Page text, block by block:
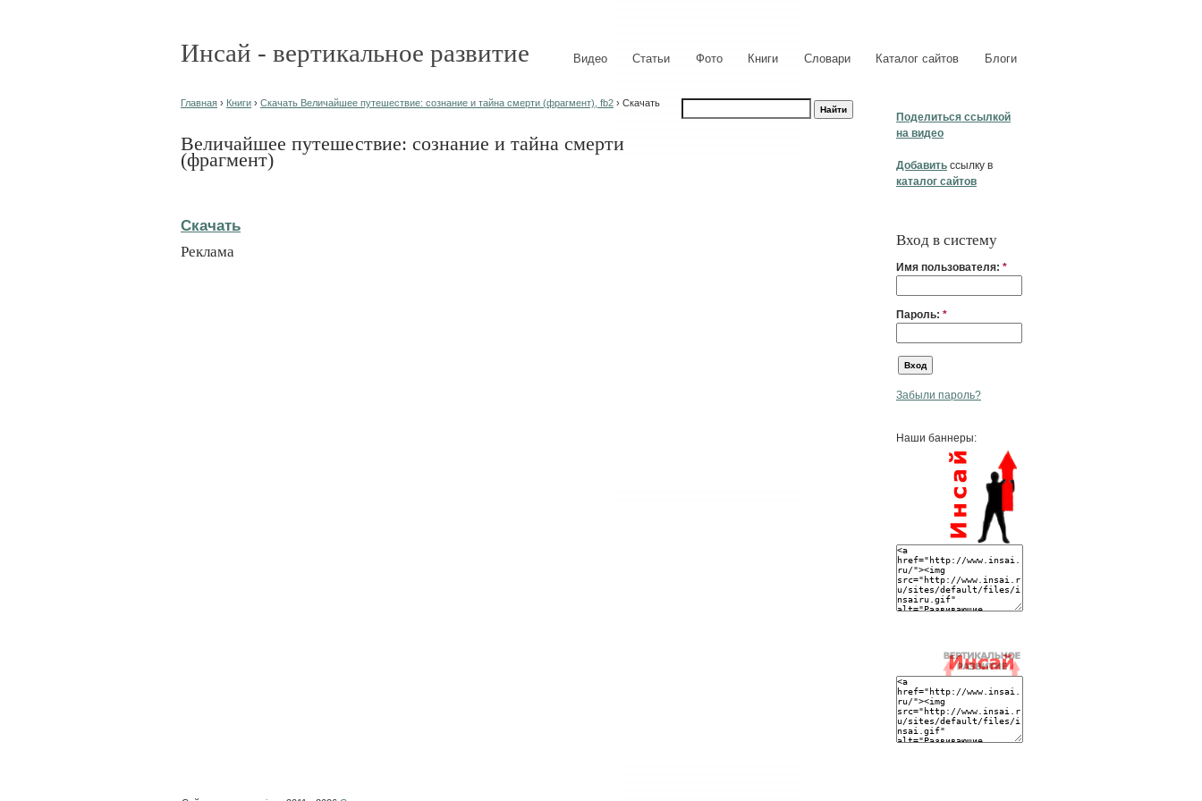
Инсай - вертикальное развитие Видео Статьи Фото Книги Словари Каталог сайтов Блоги
Поделиться ссылкой
на видео
Добавить ссылку в
каталог сайтов
Вход в систему
Имя пользователя: *
Пароль: *
Забыли пароль?
Наши баннеры:
Главная › Книги › Скачать Величайшее путешествие: сознание и тайна смерти (фрагмент), fb2 › Скачать
Величайшее путешествие: сознание и тайна смерти
(фрагмент)
Скачать
Реклама